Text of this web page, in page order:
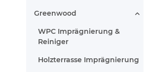
Greenwood
WPC Imprägnierung &
Reiniger
Holzterrasse Imprägnierung